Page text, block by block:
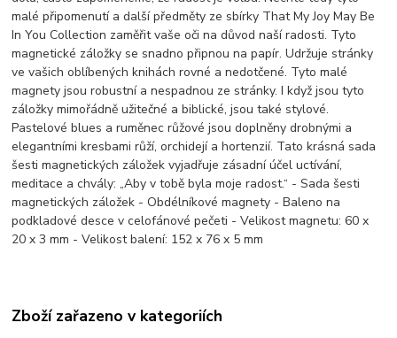
malé připomenutí a další předměty ze sbírky That My Joy May Be
In You Collection zaměřit vaše oči na důvod naší radosti. Tyto
magnetické záložky se snadno připnou na papír. Udržuje stránky
ve vašich oblíbených knihách rovné a nedotčené. Tyto malé
magnety jsou robustní a nespadnou ze stránky. I když jsou tyto
záložky mimořádně užitečné a biblické, jsou také stylové.
Pastelové blues a ruměnec růžové jsou doplněny drobnými a
elegantními kresbami růží, orchidejí a hortenzií. Tato krásná sada
šesti magnetických záložek vyjadřuje zásadní účel uctívání,
meditace a chvály: „Aby v tobě byla moje radost.“ - Sada šesti
magnetických záložek - Obdélníkové magnety - Baleno na
podkladové desce v celofánové pečeti - Velikost magnetu: 60 x
20 x 3 mm - Velikost balení: 152 x 76 x 5 mm
Zboží zařazeno v kategoriích